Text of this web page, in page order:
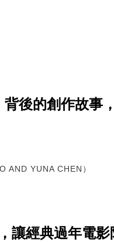
後的創作故事
AND YUNA CHEN）
讓經典過年電